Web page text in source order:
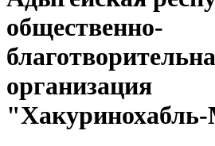
общественно-
организация